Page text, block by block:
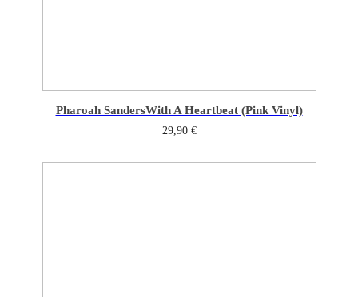
Pharoah SandersWith A Heartbeat (Pink Vinyl)
29,90 €